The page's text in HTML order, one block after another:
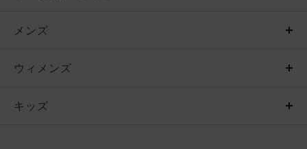
メンズ
ウィメンズ
キッズ
メンズ
トップス
ボトムス
ウィメンズ
トップス
キッズ